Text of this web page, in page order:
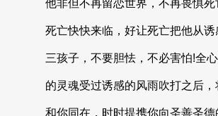
他非但不再留恋世界，不再畏惧死
死亡快快来临，好让死亡把他从诱
三孩子，不要胆怯，不必害怕!全
的灵魂受过诱感的风雨吹打之后，
和你同在，时时提携你向圣善圣德